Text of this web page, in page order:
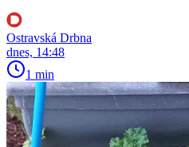
Ostravská Drbna
dnes, 14:48
1 min